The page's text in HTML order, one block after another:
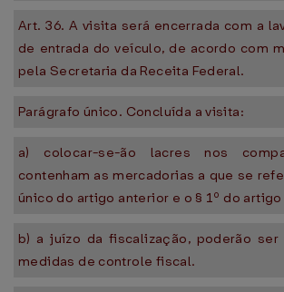
Art. 36. A visita será encerrada com a
de entrada do veículo, de acordo com
pela Secretaria da Receita Federal.
Parágrafo único. Concluída a visita:
a) colocar-se-ão lacres nos
contenham as mercadorias a que se
único do artigo anterior e o § 1º do
b) a juízo da fiscalização, poderão ser
medidas de controle fiscal.